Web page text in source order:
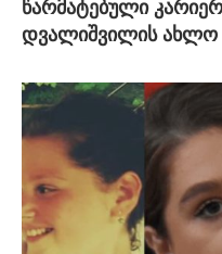
წარმატებული
დვალიშვილის ახლო